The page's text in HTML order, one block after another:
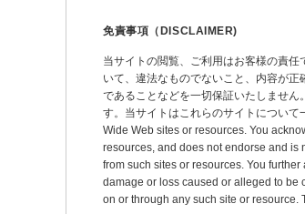
免責事項（DISCLAIMER)
当サイトの閲覧、ご利用はお客様の責
いて、違法なものでないこと、内容が
であることなどを一切保証いたしませ
す。当サイトはこれらのサイトについ
Wide Web sites or resources. You
resources, and does not endorse and is
from such sites or resources. You
damage or loss caused or alleged to be
on or through any such site or resource.